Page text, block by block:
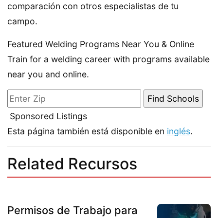
comparación con otros especialistas de tu
campo.
Featured Welding Programs Near You & Online
Train for a welding career with programs available
near you and online.
Sponsored Listings
Esta página también está disponible en inglés.
Related Recursos
Permisos de Trabajo para